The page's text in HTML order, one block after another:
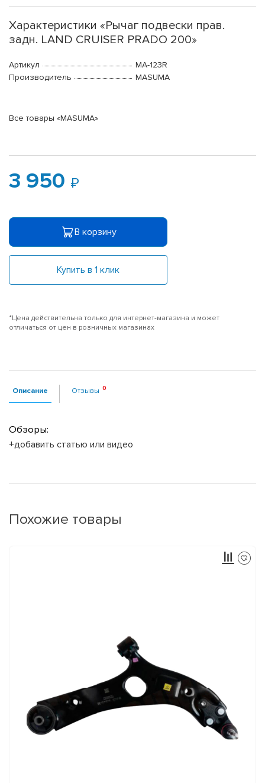
Характеристики «Рычаг подвески прав.
задн. LAND CRUISER PRADO 200»
Артикул
MA-123R
Производитель
MASUMA
Все товары «MASUMA»
3 950
В корзину
Купить в 1 клик
*Цена действительна только для интернет-магазина и может
отличаться от цен в розничных магазинах
Описание Отзывы
Обзоры:
+добавить статью или видео
Похожие товары